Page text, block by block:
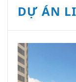
DỰ ÁN